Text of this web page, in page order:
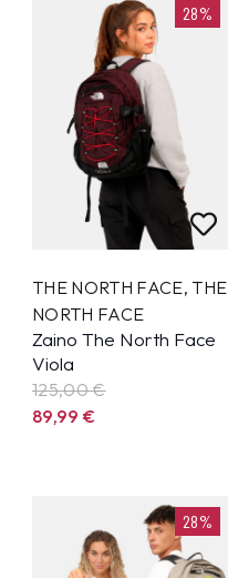
28%
THE NORTH FACE, THE
NORTH FACE
Zaino The North Face
Viola
125,00 €
89,99€
28%